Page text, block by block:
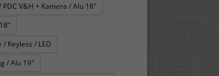
V&H + Kamera / Alu 18"
Keyless / LED
/ Alu 19"